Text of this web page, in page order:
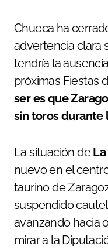
Chueca ha
advertencia clara
tendría la
próximas Fiestas
ser es que
sin toros durante
La situación de
nuevo en el
taurino de
suspendido
avanzando hacia
mirar a la